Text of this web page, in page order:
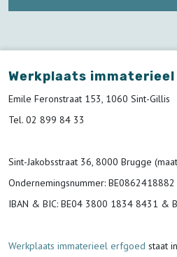
Werkplaats
Emile Feronstraat 153, 1060 Sint-Gillis
Tel. 02 899 84 33
Sint-Jakobsstraat 36, 8000 Brugge
Ondernemingsnummer: BE0862418882
IBAN & BIC: BE04 3800 1834 8431 &
Werkplaats immaterieel erfgoed staat